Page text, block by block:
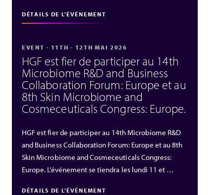
DÉTAILS DE L'ÉVÉNEMENT
EVENT - 11TH - 12TH MAI 2026
HGF est fier de participer au 14th
Microbiome R&D and Business
Collaboration Forum: Europe et au
8th Skin Microbiome and
Cosmeceuticals Congress: Europe.
HGF est fier de participer au 14th Microbiome R&D
and Business Collaboration Forum: Europe et au 8th
Skin Microbiome and Cosmeceuticals Congress:
Europe. L’événement se tiendra les lundi 11 et …
DÉTAILS DE L'ÉVÉNEMENT